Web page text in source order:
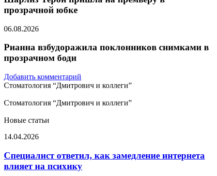
прозрачной юбке
06.08.2026
Рианна взбудоражила поклонников снимками в
прозрачном боди
Добавить комментарий
Стоматология “Дмитрович и коллеги”
Стоматология “Дмитрович и коллеги”
Новые статьи
Специалист
как
замедление
интернета
14.04.2026
Специалист ответил, как замедление интернета
влияет на психику